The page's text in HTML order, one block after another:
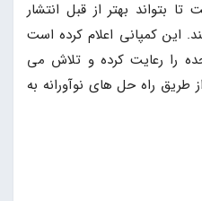
بتواند بهتر از قبل انتشار
این کمپانی اعلام کرده است
را رعایت کرده و تلاش می
طریق راه حل های نوآورانه به